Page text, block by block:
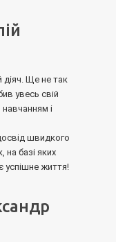
Ще не так
увесь свій
і
швидкого
на базі яких
успішне життя!